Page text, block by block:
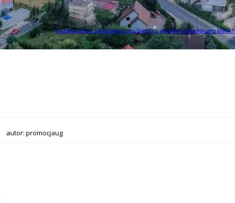
Budowa boiska sportowego przy świetlicy wiejskiej w Nadolicach Małych
autor: promocjaug